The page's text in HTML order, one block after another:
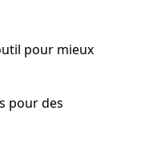
pour mieux
pour des